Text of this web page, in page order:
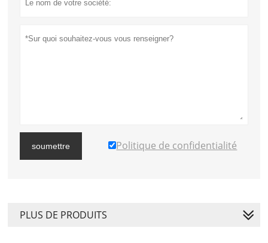
soumettre Politique de confidentialité
PLUS DE PRODUITS